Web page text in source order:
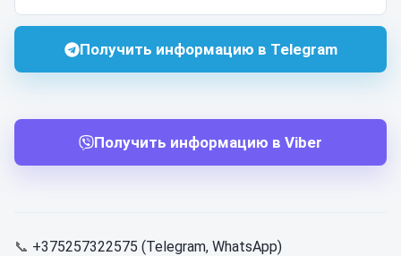
Получить информацию в Telegram
Получить информацию в Viber
📞 +375257322575 (Telegram, WhatsApp)